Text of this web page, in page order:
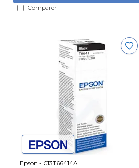
Comparer
Epson - C13T66414A